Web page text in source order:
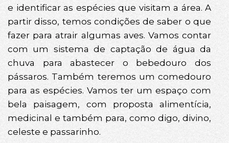
e identificar as espécies que visitam a área. A
partir disso, temos condições de saber o que
fazer para atrair algumas aves. Vamos contar
com um sistema de captação de água da
chuva para abastecer o bebedouro dos
pássaros. Também teremos um comedouro
para as espécies. Vamos ter um espaço com
bela paisagem, com proposta alimentícia,
medicinal e também para, como digo, divino,
celeste e passarinho.